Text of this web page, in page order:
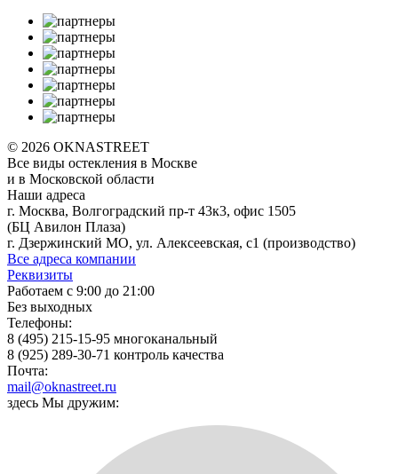
© 2026 OKNASTREET
Все виды остекления в Москве
и в Московской области
Наши адреса
г. Москва, Волгоградский пр-т 43к3, офис 1505
(БЦ Авилон Плаза)
г. Дзержинский МО, ул. Алексеевская, с1 (производство)
Все адреса компании
Реквизиты
Работаем с 9:00 до 21:00
Без выходных
Телефоны:
8 (495) 215-15-95 многоканальный
8 (925) 289-30-71 контроль качества
Почта:
mail@oknastreet.ru
здесь Мы дружим: